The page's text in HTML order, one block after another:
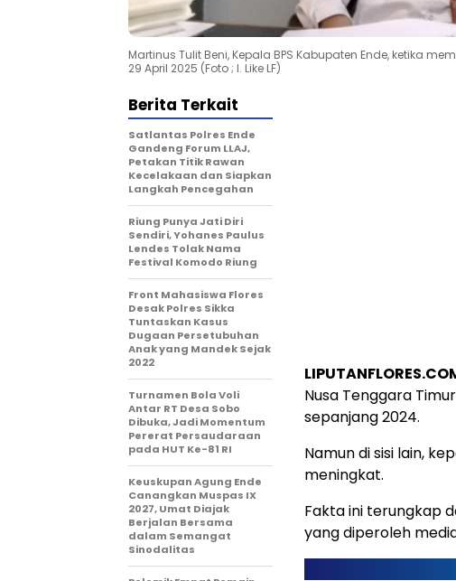
Martinus Tulit Beni, Kepala BPS Kabupaten Ende, ketika
29 April 2025 (Foto ; I. Like LF)
Nusa Tenggara
sepanjang 2024.
Namun di sisi lain,
meningkat.
Fakta ini terungkap
yang diperoleh
Berita Terkait
Satlantas Polres Ende
Gandeng Forum LLAJ,
Petakan Titik Rawan
Kecelakaan dan Siapkan
Langkah Pencegahan
Riung Punya Jati Diri
Sendiri, Yohanes Paulus
Lendes Tolak Nama
Festival Komodo Riung
Front Mahasiswa Flores
Desak Polres Sikka
Tuntaskan Kasus
Dugaan Persetubuhan
Anak yang Mandek Sejak
2022
Turnamen Bola Voli
Antar RT Desa Sobo
Dibuka, Jadi Momentum
Pererat Persaudaraan
pada HUT Ke-81 RI
Keuskupan Agung Ende
Canangkan Muspas IX
2027, Umat Diajak
Berjalan Bersama
dalam Semangat
Sinodalitas